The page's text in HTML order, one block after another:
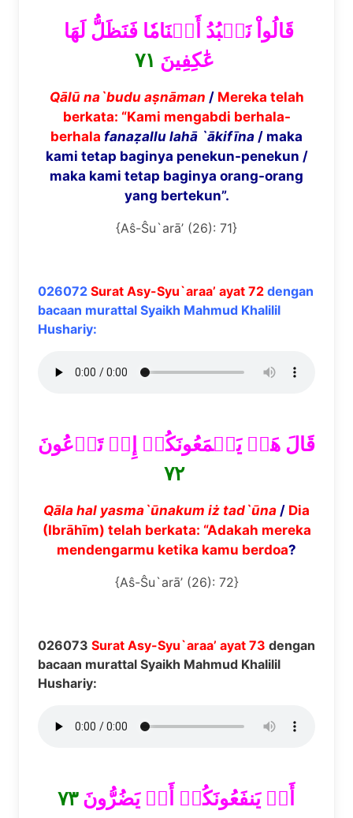
قَالُواْ نَعۡبُدُ أَصۡنَامٗا فَنَظَلُّ لَهَا
عَٰكِفِينَ ٧١
Qālūna`budu aṣnāman / Mereka telah
berkata: “Kami mengabdi berhala-
berhala fanaẓallu lahā `ākifīna / maka
kami tetap baginya penekun-penekun /
maka kami tetap baginya orang-orang
yang bertekun”.
{Aŝ-Ŝu`arā’ (26): 71}
026072 Surat Asy-Syu`araa’ ayat 72 dengan
bacaan murattal Syaikh Mahmud Khalilil
Hushariy:
قَالَ هَلۡ يَسۡمَعُونَكُمۡ إِذۡ تَدۡعُونَ
٧٢
Qāla hal yasma`ūnakum iż tad`ūna / Dia
(Ibrāhīm) telah berkata: “Adakah mereka
mendengarmu ketika kamu berdoa?
{Aŝ-Ŝu`arā’ (26): 72}
026073 Surat Asy-Syu`araa’ ayat 73 dengan
bacaan murattal Syaikh Mahmud Khalilil
Hushariy:
أَوۡ يَنفَعُونَكُمۡ أَوۡ يَضُرُّونَ٧٣